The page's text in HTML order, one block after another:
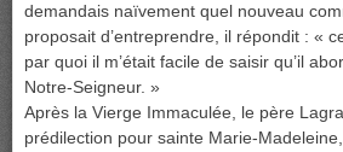
demandais naïvement quel nouveau
proposait d’entreprendre, il répondit : «
par quoi il m’était facile de saisir qu’il
Notre-Seigneur. »
Après la Vierge Immaculée, le père
prédilection pour sainte Marie-